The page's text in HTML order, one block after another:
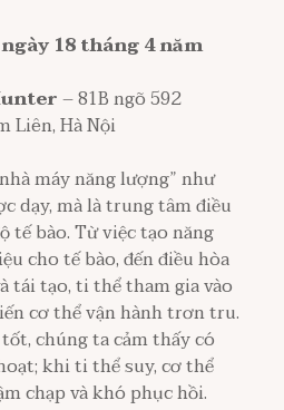
18 tháng 4 năm
– 81B ngõ 592
Liên, Hà Nội
máy năng lượng” như
dạy, mà là trung tâm điều
tế bào. Từ việc tạo năng
cho tế bào, đến điều hòa
tái tạo, ti thể tham gia vào
cơ thể vận hành trơn tru.
chúng ta cảm thấy có
khi ti thể suy, cơ thể
chạp và khó phục hồi.